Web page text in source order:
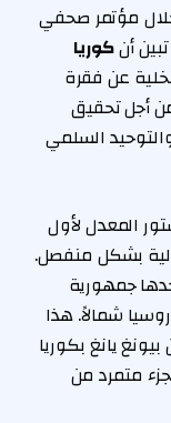
مؤتمر صحفي
أنكوريا
عن فقرة
أجل تحقيق
السلمي
المعدل لأول
بشكل منفصل.
جمهورية
شمالاً. هذا
يانغ بكوريا
متمرد من